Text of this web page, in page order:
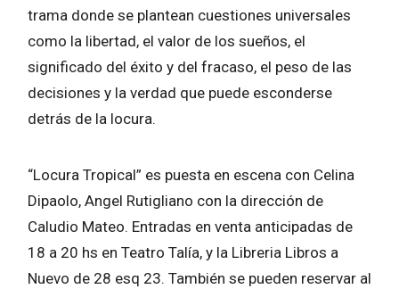
trama donde se plantean cuestiones universales
como la libertad, el valor de los sueños, el
significado del éxito y del fracaso, el peso de las
decisiones y la verdad que puede esconderse
detrás de la locura.
“Locura Tropical” es puesta en escena con Celina
Dipaolo, Angel Rutigliano con la dirección de
Caludio Mateo. Entradas en venta anticipadas de
18 a 20 hs en Teatro Talía, y la Libreria Libros a
Nuevo de 28 esq 23. También se pueden reservar al